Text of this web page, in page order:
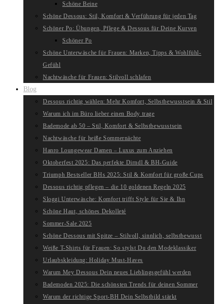
Schöne Beine
Schöne Dessous: Stil, Komfort & Verführung für jeden Tag
Schöner Po: Übungen, Pflege & Dessous für Deine Kurven
Schöner Po
Schöne Unterwäsche für Frauen: Marken, Tipps & Wohlfühl-
Gefühl
Nachtwäsche für Frauen: Stilvoll schlafen
Blog
Dessous richtig wählen: Mehr Komfort, Selbstbewusstsein & Stil
Warum ich im Büro lieber einen Body trage
Bademode ab 50 – Stil, Komfort & Selbstbewusstsein
Nachtwäsche für heiße Sommernächte
Hanro Loungewear Damen – Luxus zum Anziehen
Oktoberfest 2025: Das perfekte Dirndl & BH-Guide
Triumph Bestseller BHs 2025: Stil & Komfort für große Cups
Dessous richtig pflegen – die 10 goldenen Regeln 2025
Sloggi Unterwäsche: Komfort trifft Style für Sie & Ihn
Schöne Haut, schönes Dekolleté
Sommer-Sale 2025
Schöne Dessous mit Spitze – Stilvoll, sinnlich, selbstbewusst
Weiße T-Shirts für Frauen: So stylst Du den Modeklassiker
Urlaubskleidung: Holiday Must-Haves
Warum Mey Dessous Dein neues Lieblingsgefühl werden
Bademoden 2025: Die schönsten Trends für deinen Sommer
Warum der richtige Sport-BH Dein Selbstbild stärkt